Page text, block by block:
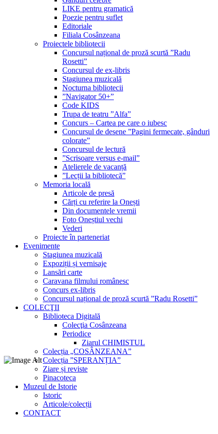
LIKE pentru gramatică
Poezie pentru suflet
Editoriale
Filiala Cosânzeana
Proiectele bibliotecii
Concursul național de proză scurtă ”Radu
Rosetti”
Concursul de ex-libris
Stagiunea muzicală
Nocturna bibliotecii
”Navigator 50+”
Code KIDS
Trupa de teatru ”Alfa”
Concurs – Cartea pe care o iubesc
Concursul de desene ”Pagini fermecate, gânduri
colorate”
Concursul de lectură
”Scrisoare versus e-mail”
Atelierele de vacanță
”Lecții la bibliotecă”
Memoria locală
Articole de presă
Cărți cu referire la Onești
Din documentele vremii
Foto Oneștiul vechi
Vederi
Proiecte în parteneriat
Evenimente
Stagiunea muzicală
Expoziții și vernisaje
Lansări carte
Caravana filmului românesc
Concurs ex-libris
Concursul național de proză scurtă ”Radu Rosetti”
COLECŢII
Biblioteca Digitală
Colecţia Cosânzeana
Periodice
Ziarul CHIMISTUL
Colecția „COSÂNZEANA”
Colecția ”SPERANȚIA”
Ziare și reviste
Pinacoteca
Muzeul de Istorie
Istoric
Articole/colecții
CONTACT